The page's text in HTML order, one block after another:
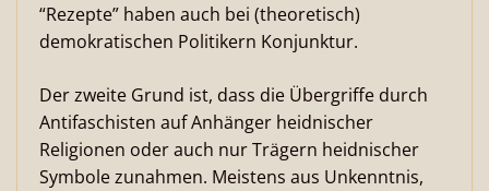
“Rezepte” haben auch bei (theoretisch)
demokratischen Politikern Konjunktur.
Der zweite Grund ist, dass die Übergriffe durch
Antifaschisten auf Anhänger heidnischer
Religionen oder auch nur Trägern heidnischer
Symbole zunahmen. Meistens aus Unkenntnis,